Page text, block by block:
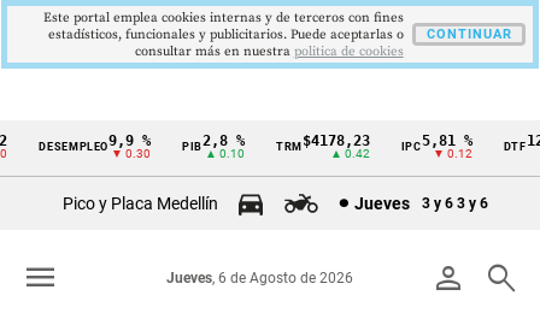
Cintillo
Colombia
DESEMPLEO 9,9 %
▼ 0.30
PIB2,8 %
▲ 0.10
TRM$4178,23
▲ 0.42
5,81 %
▼ 0.12
DTF
Pico y Placa Medellín Jueves 3 y 6 3 y 6
person search
Jueves, 6 de Agosto de 2026
menu
Este portal emplea cookies internas y de terceros con fines
estadísticos, funcionales y publicitarios. Puede aceptarlas o
consultar más en nuestra politica de cookies
CONTINUAR